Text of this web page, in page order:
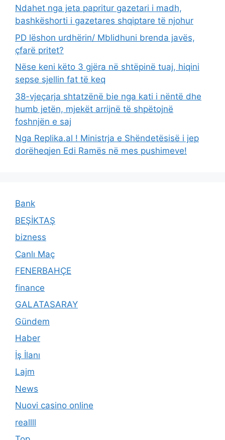
Ndahet nga jeta papritur gazetari i madh,
bashkëshorti i gazetares shqiptare të njohur
PD lëshon urdhërin/ Mblidhuni brenda javës,
çfarë pritet?
Nëse keni këto 3 gjëra në shtëpinë tuaj, hiqini
sepse sjellin fat të keq
38-vjeçarja shtatzënë bie nga kati i nëntë dhe
humb jetën, mjekët arrijnë të shpëtojnë
foshnjën e saj
Nga Replika.al ! Ministrja e Shëndetësisë i jep
dorëheqjen Edi Ramës në mes pushimeve!
Bank
BEŞİKTAŞ
bizness
Canlı Maç
FENERBAHÇE
finance
GALATASARAY
Gündem
Haber
İş İlanı
Lajm
News
Nuovi casino online
reallll